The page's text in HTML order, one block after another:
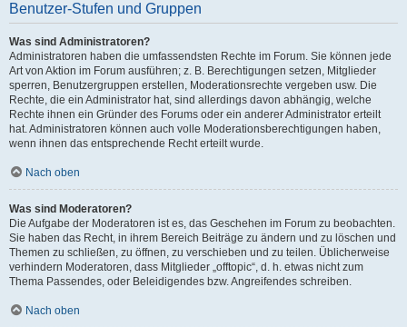
Benutzer-Stufen und Gruppen
Was sind Administratoren?
Administratoren haben die umfassendsten Rechte im Forum. Sie können jede
Art von Aktion im Forum ausführen; z. B. Berechtigungen setzen, Mitglieder
sperren, Benutzergruppen erstellen, Moderationsrechte vergeben usw. Die
Rechte, die ein Administrator hat, sind allerdings davon abhängig, welche
Rechte ihnen ein Gründer des Forums oder ein anderer Administrator erteilt
hat. Administratoren können auch volle Moderationsberechtigungen haben,
wenn ihnen das entsprechende Recht erteilt wurde.
Nach oben
Was sind Moderatoren?
Die Aufgabe der Moderatoren ist es, das Geschehen im Forum zu beobachten.
Sie haben das Recht, in ihrem Bereich Beiträge zu ändern und zu löschen und
Themen zu schließen, zu öffnen, zu verschieben und zu teilen. Üblicherweise
verhindern Moderatoren, dass Mitglieder „offtopic“, d. h. etwas nicht zum
Thema Passendes, oder Beleidigendes bzw. Angreifendes schreiben.
Nach oben